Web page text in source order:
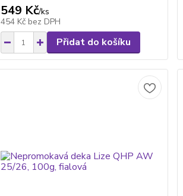
549 Kč/ks
454 Kč bez DPH
Přidat do košíku